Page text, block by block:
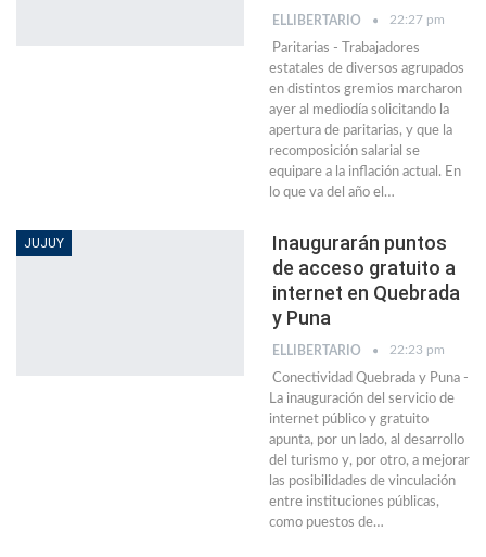
ELLIBERTARIO 22:27 pm
Paritarias - Trabajadores
estatales de diversos agrupados
en distintos gremios marcharon
ayer al mediodía solicitando la
apertura de paritarias, y que la
recomposición salarial se
equipare a la inflación actual. En
lo que va del año el…
JUJUY
Inaugurarán puntos
de acceso gratuito a
internet en Quebrada
y Puna
ELLIBERTARIO 22:23 pm
Conectividad Quebrada y Puna -
La inauguración del servicio de
internet público y gratuito
apunta, por un lado, al desarrollo
del turismo y, por otro, a mejorar
las posibilidades de vinculación
entre instituciones públicas,
como puestos de…